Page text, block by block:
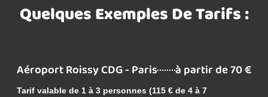
Quelques Exemples De Tarifs :
Aéroport Roissy CDG - Paris à partir de 70 €
Tarif valable de 1 à 3 personnes (115 € de 4 à 7